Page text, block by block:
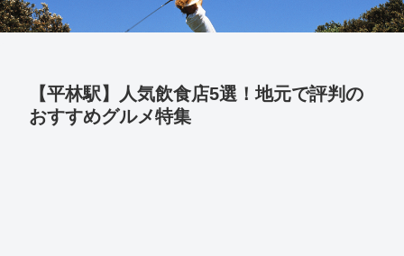
【平林駅】人気飲食店5選！地元で評判の
おすすめグルメ特集